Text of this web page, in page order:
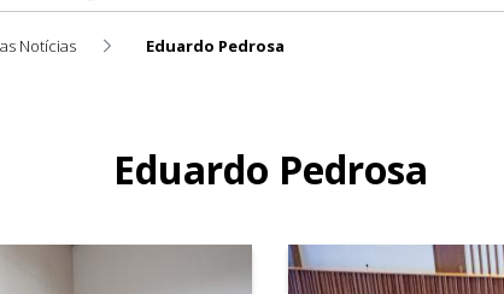
Notícias Eduardo Pedrosa
Eduardo Pedrosa